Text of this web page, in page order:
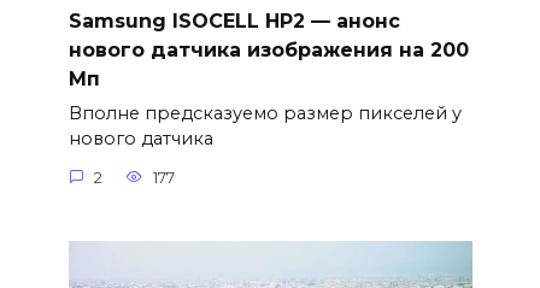
Samsung ISOCELL HP2 — анонс
нового датчика изображения на 200
Мп
Вполне предсказуемо размер пикселей у
нового датчика
2 177